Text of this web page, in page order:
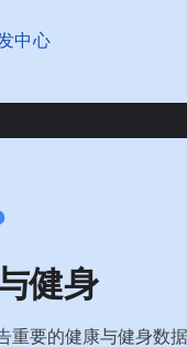
中心
健身
重要的健康与健身数据